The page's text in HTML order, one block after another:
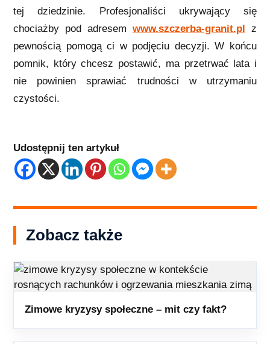
tej dziedzinie. Profesjonaliści ukrywający się
chociażby pod adresem www.szczerba-granit.pl z
pewnością pomogą ci w podjęciu decyzji. W końcu
pomnik, który chcesz postawić, ma przetrwać lata i
nie powinien sprawiać trudności w utrzymaniu
czystości.
Udostępnij ten artykuł
Zobacz także
Zimowe kryzysy społeczne – mit czy fakt?